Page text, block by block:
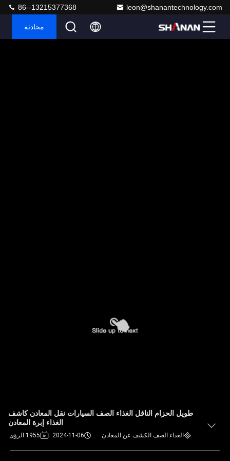
leon@shanantechnology.com
86--13215377368
محادثة
طويل الحزام الناقل الغذاء الصف السيارات نقل المعادن كاشف
الغذاء إبرة المعادن
الغذاء الصف الكشف عن المعادن 2024-11-06 1955 الرؤى